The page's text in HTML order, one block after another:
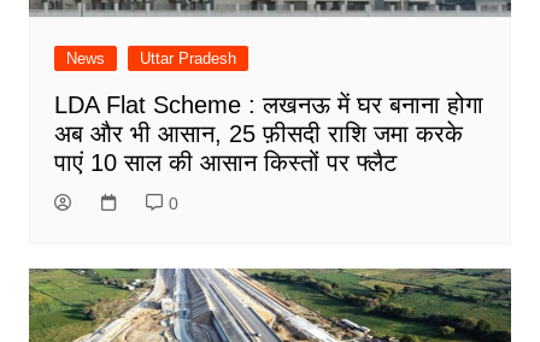
News Uttar Pradesh
LDA Flat Scheme : लखनऊ में घर बनाना होगा
अब और भी आसान, 25 फ़ीसदी राशि जमा करके
पाएं 10 साल की आसान किस्तों पर फ्लैट
0